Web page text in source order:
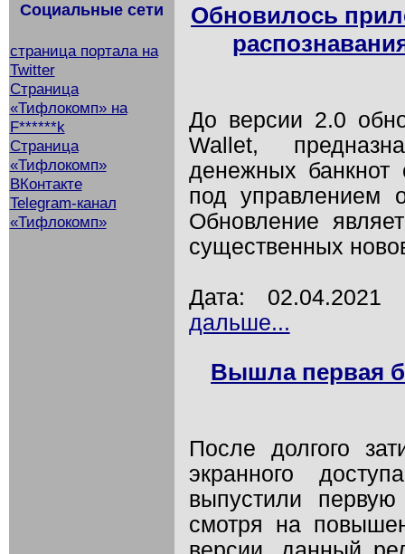
Социальные сети
страница портала на
Twitter
Страница
«Тифлокомп» на
F******k
Страница
«Тифлокомп»
ВКонтакте
Telegram-канал
«Тифлокомп»
Обновилось
До версии 2.0
Wallet,
денежных
под управлением
Обновление
существенных
Дата:
дальше...
Вышла первая
После долгого
экранного
выпустили
смотря на